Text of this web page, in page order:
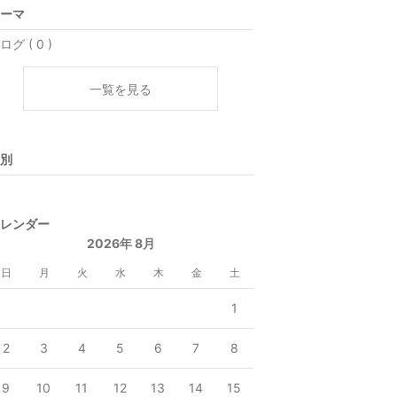
マ
グ ( 0 )
一覧を見る
ンダー
2026年 8月
日 月 火 水 木 金 土
1
2 3 4 5 6 7 8
9 10 11 12 13 14 15